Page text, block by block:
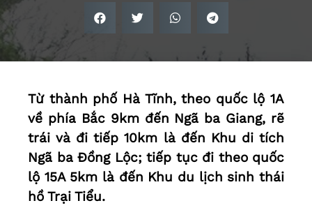
Từ thành phố Hà Tĩnh, theo quốc lộ 1A
về phía Bắc 9km đến Ngã ba Giang, rẽ
trái và đi tiếp 10km là đến Khu di tích
Ngã ba Đồng Lộc; tiếp tục đi theo quốc
lộ 15A 5km là đến Khu du lịch sinh thái
hồ Trại Tiểu.